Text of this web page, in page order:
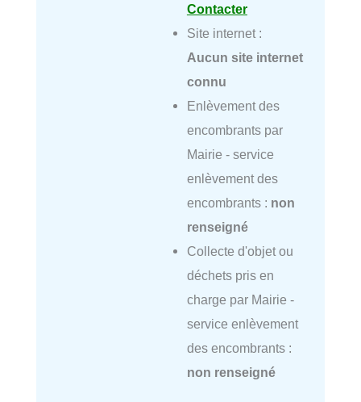
Contacter
Site internet :
Aucun site internet
connu
Enlèvement des
encombrants par
Mairie - service
enlèvement des
encombrants : non
renseigné
Collecte d'objet ou
déchets pris en
charge par Mairie -
service enlèvement
des encombrants :
non renseigné